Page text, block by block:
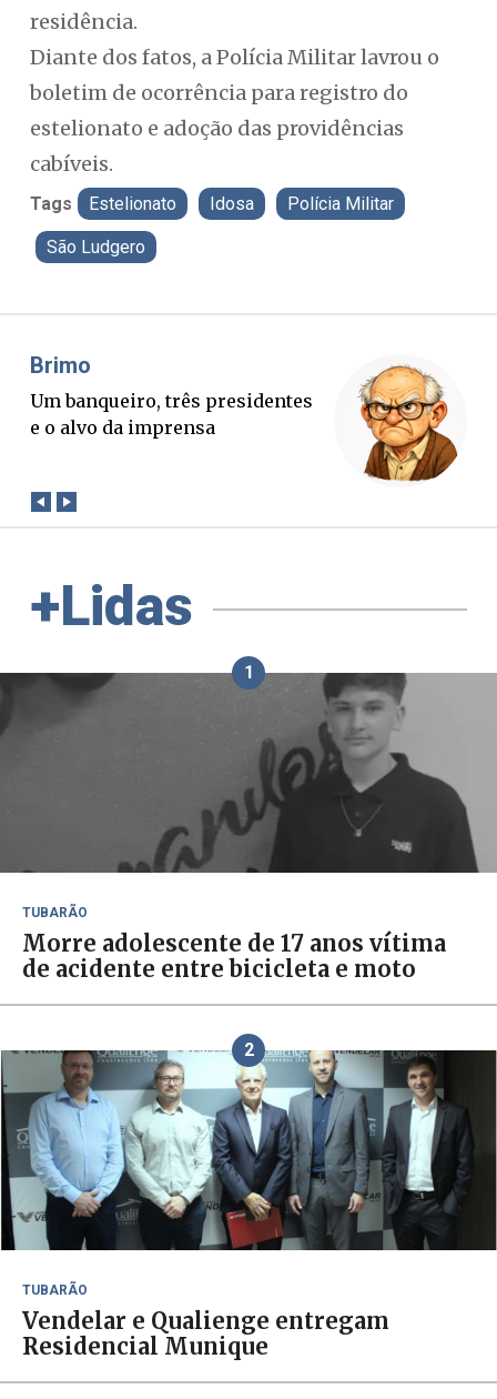
residência.
Diante dos fatos, a Polícia Militar lavrou o
boletim de ocorrência para registro do
estelionato e adoção das providências
cabíveis.
Tags Estelionato Idosa Polícia Militar
São Ludgero
Misael Elias
O Boato corre mais rápido que a
verdade. Mas quem paga a
+Lidas
1
TUBARÃO
Morre adolescente de 17 anos vítima
de acidente entre bicicleta e moto
2
TUBARÃO
Vendelar e Qualienge entregam
Residencial Munique